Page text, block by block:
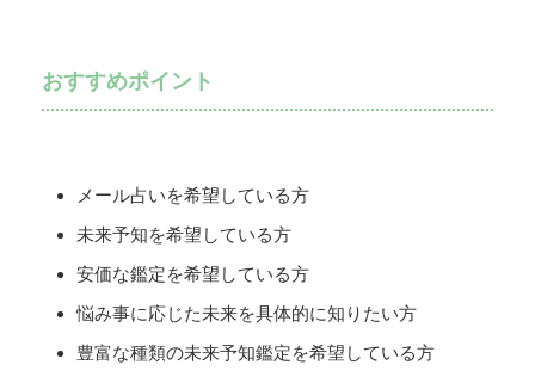
おすすめポイント
メール占いを希望している方
未来予知を希望している方
安価な鑑定を希望している方
悩み事に応じた未来を具体的に知りたい方
豊富な種類の未来予知鑑定を希望している方